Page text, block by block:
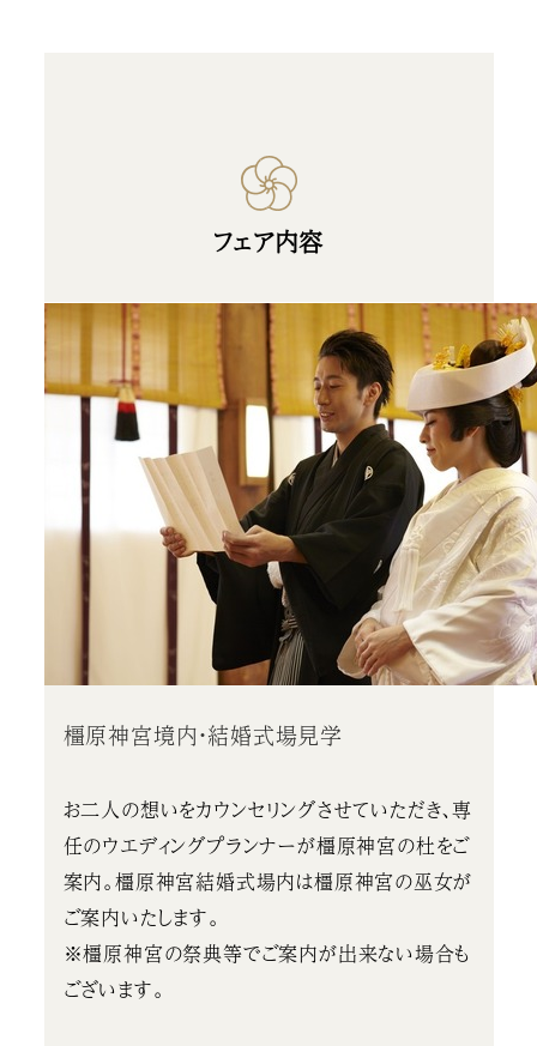
フェア内容
橿原神宮境内・結婚式場見学
お二人の想いをカウンセリングさせていただき、専
任のウエディングプランナーが橿原神宮の杜をご
案内。橿原神宮結婚式場内は橿原神宮の巫女が
ご案内いたします。
※橿原神宮の祭典等でご案内が出来ない場合も
ございます。